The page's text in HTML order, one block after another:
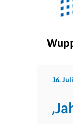
16.